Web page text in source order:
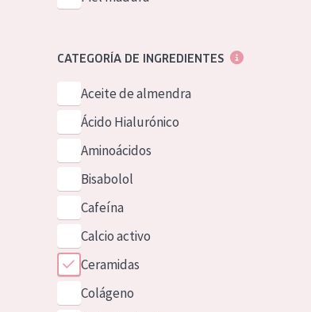
CATEGORÍA DE INGREDIENTES
Aceite de almendra
Ácido Hialurónico
Aminoácidos
Bisabolol
Cafeína
Calcio activo
Ceramidas
Colágeno